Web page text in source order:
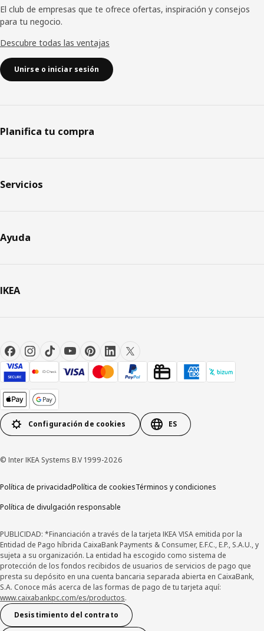
El club de empresas que te ofrece ofertas, inspiración y consejos
para tu negocio.
Descubre todas las ventajas
Unirse o iniciar sesión
Planifica tu compra
Servicios
Ayuda
IKEA
Configuración de cookies ES
© Inter IKEA Systems B.V 1999-2026
Política de privacidadPolítica de cookiesTérminos y condiciones
Política de divulgación responsable
PUBLICIDAD: *Financiación a través de la tarjeta IKEA VISA emitida por la
Entidad de Pago híbrida CaixaBank Payments & Consumer, E.F.C., E.P., S.A.U., y
sujeta a su organización. La entidad ha escogido como sistema de
protección de los fondos recibidos de usuarios de servicios de pago que
presta su depósito en una cuenta bancaria separada abierta en CaixaBank,
S.A. Conoce más acerca de las formas de pago de tu tarjeta aquí:
www.caixabankpc.com/es/productos. ​
Desistimiento del contrato